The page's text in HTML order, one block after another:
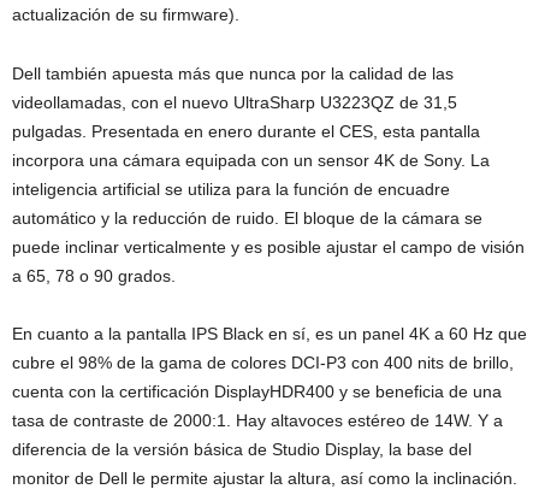
actualización de su firmware).
Dell también apuesta más que nunca por la calidad de las
videollamadas, con el nuevo UltraSharp U3223QZ de 31,5
pulgadas. Presentada en enero durante el CES, esta pantalla
incorpora una cámara equipada con un sensor 4K de Sony. La
inteligencia artificial se utiliza para la función de encuadre
automático y la reducción de ruido. El bloque de la cámara se
puede inclinar verticalmente y es posible ajustar el campo de visión
a 65, 78 o 90 grados.
En cuanto a la pantalla IPS Black en sí, es un panel 4K a 60 Hz que
cubre el 98% de la gama de colores DCI-P3 con 400 nits de brillo,
cuenta con la certificación DisplayHDR400 y se beneficia de una
tasa de contraste de 2000:1. Hay altavoces estéreo de 14W. Y a
diferencia de la versión básica de Studio Display, la base del
monitor de Dell le permite ajustar la altura, así como la inclinación.